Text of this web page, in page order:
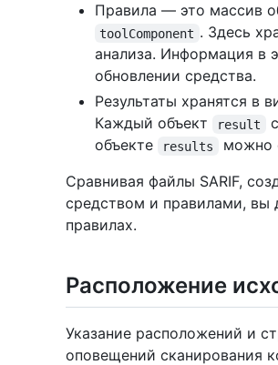
Правила — это массив
toolComponent . Здесь
анализа. Информация в
обновлении средства.
Результаты хранятся в
Каждый объект
result
объекте
results
можно
Сравнивая файлы SARIF,
средством и правилами, вы
правилах.
Расположение
Указание расположений и
оповещений сканирования